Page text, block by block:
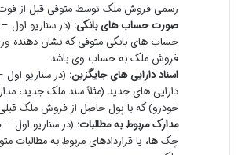
رسمی فروش ملک توسط متوفی قبل از
صورت حساب های بانکی: (در سناریو اول
حساب های بانکی متوفی که نشان دهنده
فروش ملک به حساب وی باشد.
اسناد دارایی های جایگزین: (در سناریو
دارایی های جدید (مثلاً سند ملک جدید،
خودرو) که با پول حاصل از فروش ملک
مدارک مربوط به مطالبات: (در سناریو اول
چک ها، یا قراردادهای مربوط به مطالبات